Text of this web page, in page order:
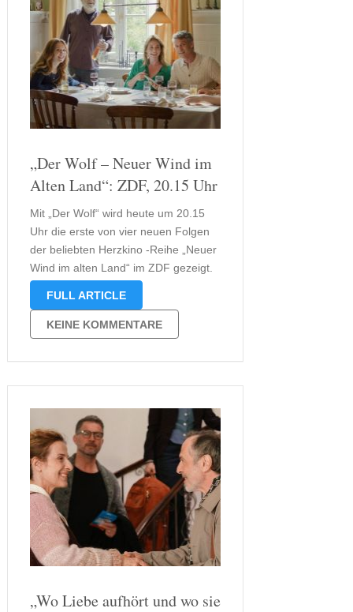
„Der Wolf – Neuer Wind im
Alten Land“: ZDF, 20.15 Uhr
Mit „Der Wolf“ wird heute um 20.15
Uhr die erste von vier neuen Folgen
der beliebten Herzkino -Reihe „Neuer
Wind im alten Land“ im ZDF gezeigt.
Ein einzelner Wolf im Alten Land
geht als bloßer Tierschutz: er legt die
Bruchlinien einer …
FULL ARTICLE
KEINE KOMMENTARE
„Wo Liebe aufhört und wo sie